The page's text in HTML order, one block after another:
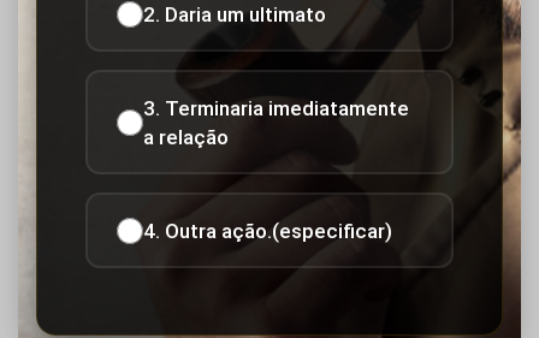
2. Daria um ultimato
3. Terminaria imediatamente
a relação
4. Outra ação.(especificar)